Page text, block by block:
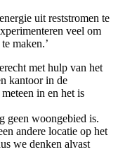
uit reststromen te
veel om
maken.’
met hulp van het
kantoor in de
in en het is
geen woongebied is.
andere locatie op het
we denken alvast